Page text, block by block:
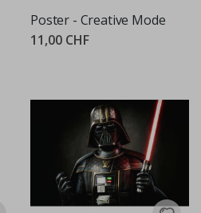
Poster - Creative Mode
11,00 CHF